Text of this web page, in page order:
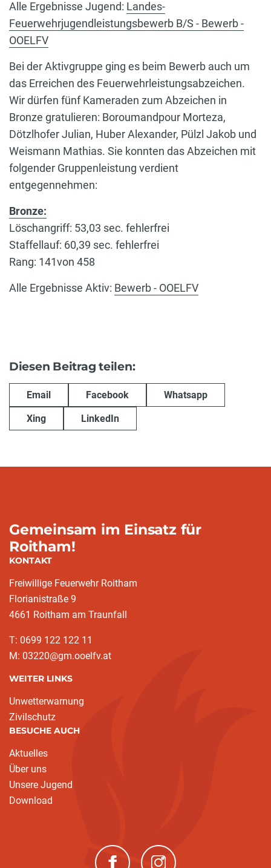
Alle Ergebnisse Jugend: Landes-
Feuerwehrjugendleistungsbewerb B/S - Bewerb -
OOELFV
Bei der Aktivgruppe ging es beim Bewerb auch um
das Erreichen des Feuerwehrleistungsabzeichen.
Wir dürfen fünf Kameraden zum Abzeichen in
Bronze gratulieren: Boroumandpour Morteza,
Dötzlhofer Julian, Huber Alexander, Pülzl Jakob und
Weismann Mathias. Sie konnten das Abzeichen mit
folgender Gruppenleistung verdient
entgegennehmen:
Bronze:
Löschangriff: 53,03 sec. fehlerfrei
Staffellauf: 60,39 sec. fehlerfrei
Rang: 141von 458
Alle Ergebnisse Aktiv: Bewerb - OOELFV
Diesen Beitrag teilen:
Email Facebook Whatsapp
Xing LinkedIn
Gemeinsam im Einsatz für
Roitham!
KONTAKT
Freiwillige Feuerwehr Roitham
Florianistraße 9
4661 Roitham am Traunfall
T: 0699 122 122 11
M: 03220@gm.ooelfv.at
WEITER LINKS
Unwetterwarnung
Zivilschutz
BESUCHE AUCH
Aktuelles
Über uns
Unsere Jugend
Download